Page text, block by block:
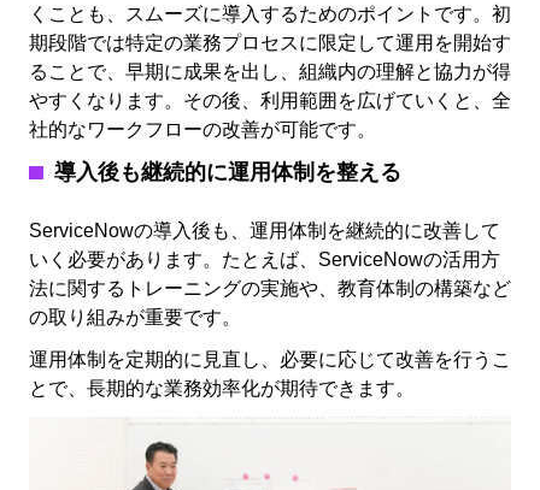
くことも、スムーズに導入するためのポイントです。初
期段階では特定の業務プロセスに限定して運用を開始す
ることで、早期に成果を出し、組織内の理解と協力が得
やすくなります。その後、利用範囲を広げていくと、全
社的なワークフローの改善が可能です。
導入後も継続的に運用体制を整える
ServiceNowの導入後も、運用体制を継続的に改善して
いく必要があります。たとえば、ServiceNowの活用方
法に関するトレーニングの実施や、教育体制の構築など
の取り組みが重要です。
運用体制を定期的に見直し、必要に応じて改善を行うこ
とで、長期的な業務効率化が期待できます。​